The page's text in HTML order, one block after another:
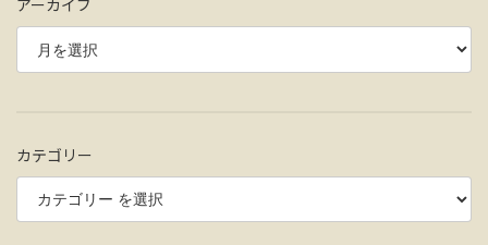
アーカイブ
カテゴリー